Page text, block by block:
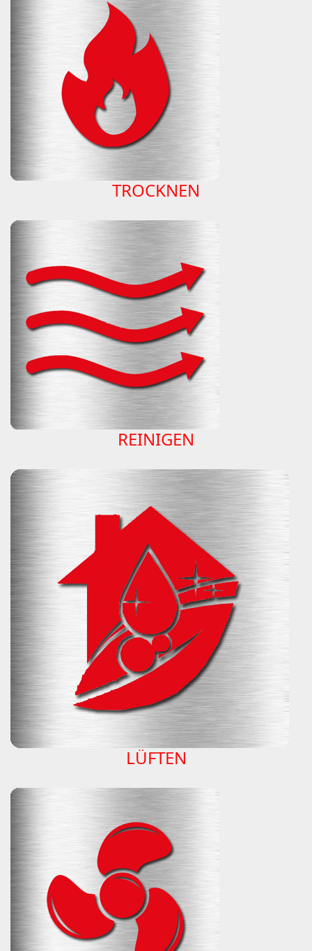
TROCKNEN
REINIGEN
LÜFTEN